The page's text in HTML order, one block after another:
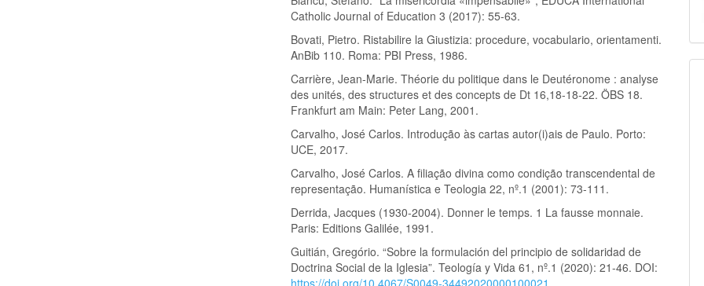
Catholic Journal of Education 3 (2017): 55-63.
Bovati, Pietro. Ristabilire la Giustizia: procedure, vocabulario, orientamenti.
AnBib 110. Roma: PBI Press, 1986.
Carrière, Jean-Marie. Théorie du politique dans le Deutéronome : analyse
des unités, des structures et des concepts de Dt 16,18-18-22. ÖBS 18.
Frankfurt am Main: Peter Lang, 2001.
Carvalho, José Carlos. Introdução às cartas autor(i)ais de Paulo. Porto:
UCE, 2017.
Carvalho, José Carlos. A filiação divina como condição transcendental de
representação. Humanística e Teologia 22, nº.1 (2001): 73-111.
Derrida, Jacques (1930-2004). Donner le temps. 1 La fausse monnaie.
Paris: Editions Galilée, 1991.
Guitián, Gregório. “Sobre la formulación del principio de solidaridad de
Doctrina Social de la Iglesia”. Teología y Vida 61, nº.1 (2020): 21-46. DOI:
https://doi.org/10.4067/S0049-34492020000100021